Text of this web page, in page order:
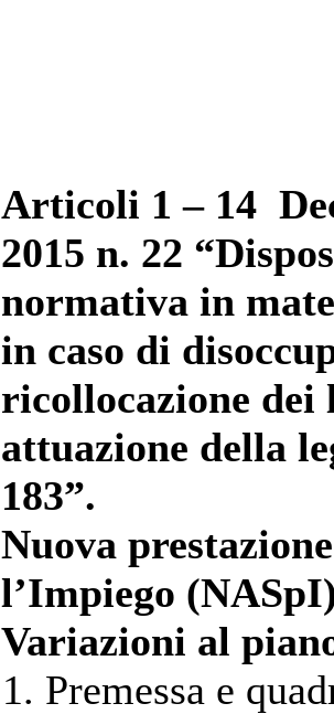
Articoli 1 – 14
2015 n. 22
normativa in
in caso di
ricollocazione
attuazione della
183”.
Nuova
l’Impiego
Variazioni al
Premessa e